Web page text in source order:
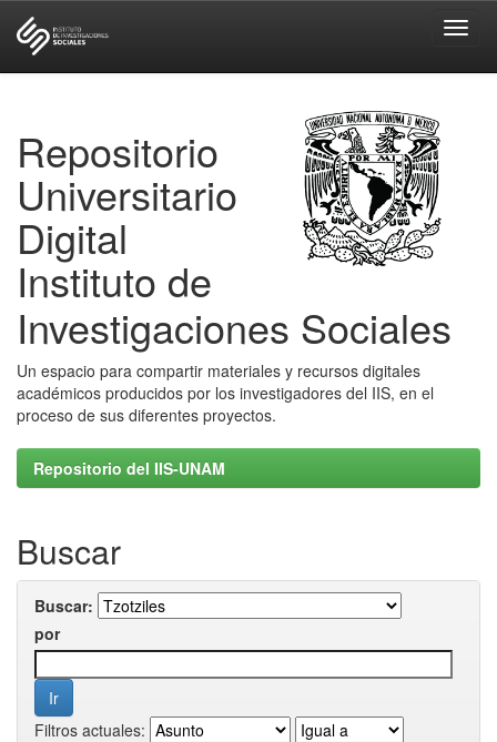
Repositorio
Universitario
Digital
Instituto de
Investigaciones Sociales
Un espacio para compartir materiales y recursos digitales
académicos producidos por los investigadores del IIS, en el
proceso de sus diferentes proyectos.
Repositorio del IIS-UNAM
Buscar
Buscar:
por
Filtros actuales: